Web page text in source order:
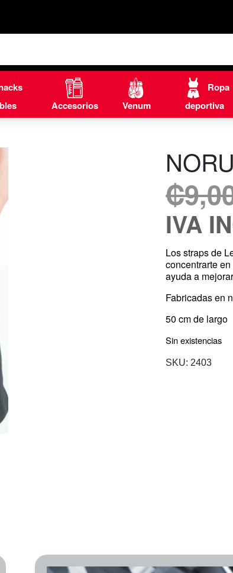
Accesorios Venum
Ropa
deportiva
₡
IVA
Los straps de
concentrarte
ayuda a
Fabricadas en
50 cm de largo
Sin existencias
SKU: 2403